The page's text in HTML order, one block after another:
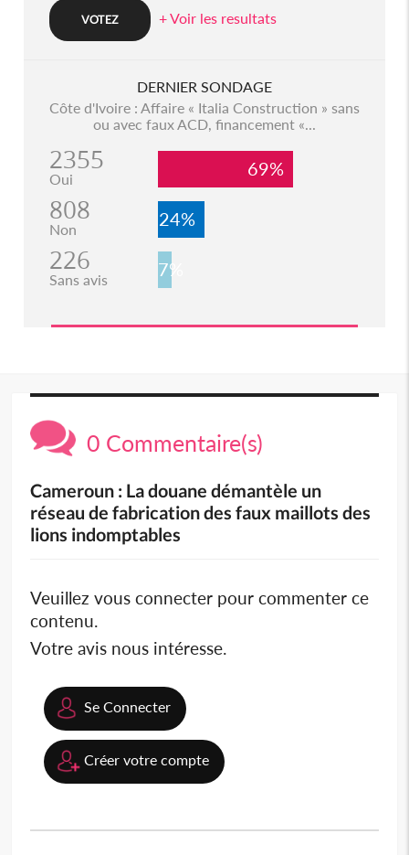
+ Voir les resultats
DERNIER SONDAGE
Côte d'Ivoire : Affaire « Italia Construction » sans
ou avec faux ACD, financement «...
2355
Oui 69%
808
Non 24%
226
Sans avis 7%
0 Commentaire(s)
Cameroun : La douane démantèle un
réseau de fabrication des faux maillots des
lions indomptables
Veuillez vous connecter pour commenter ce
contenu.
Votre avis nous intéresse.
Se Connecter
Créer votre compte